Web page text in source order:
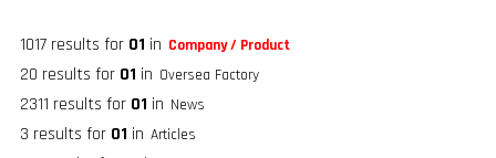
1017 results for 01 in Company / Product
20 results for 01 in Oversea Factory
2311 results for 01 in News
3 results for 01 in Articles